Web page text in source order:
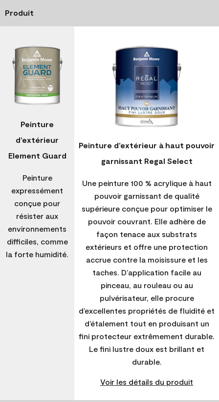
Produit
Peinture
d’extérieur
Element Guard
Peinture
expressément
conçue pour
résister aux
environnements
difficiles, comme
la forte humidité.
Peinture d’extérieur à haut pouvoir
garnissant Regal Select
Une peinture 100 % acrylique à haut
pouvoir garnissant de qualité
supérieure conçue pour optimiser le
pouvoir couvrant. Elle adhère de
façon tenace aux substrats
extérieurs et offre une protection
accrue contre la moisissure et les
taches. D’application facile au
pinceau, au rouleau ou au
pulvérisateur, elle procure
d’excellentes propriétés de fluidité et
d’étalement tout en produisant un
fini protecteur extrêmement durable.
Le fini lustre doux est brillant et
durable.
Voir les détails du produit